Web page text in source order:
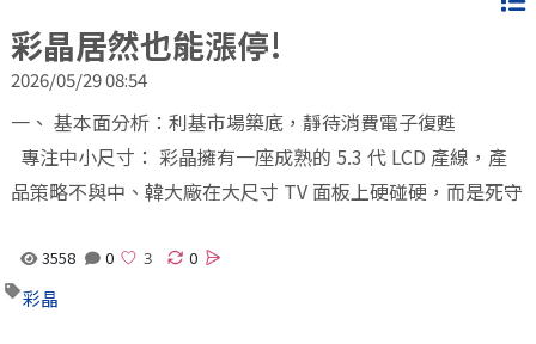
彩晶居然也能漲停!
2026/05/29 08:54
一、 基本面分析：利基市場築底，靜待消費電子復甦
專注中小尺寸： 彩晶擁有一座成熟的 5.3 代 LCD 產線，產
品策略不與中、韓大廠在大尺寸 TV 面板上硬碰硬，而是死守
3558 0 0
彩晶